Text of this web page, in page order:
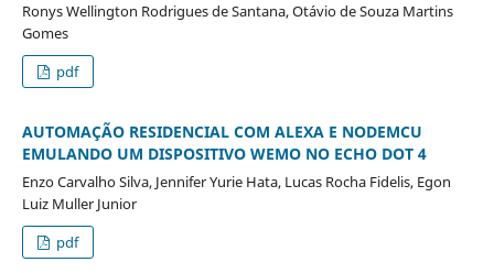
Ronys Wellington Rodrigues de Santana, Otávio de Souza Martins
Gomes
pdf
AUTOMAÇÃO RESIDENCIAL COM ALEXA E NODEMCU
EMULANDO UM DISPOSITIVO WEMO NO ECHO DOT 4
Enzo Carvalho Silva, Jennifer Yurie Hata, Lucas Rocha Fidelis, Egon
Luiz Muller Junior
pdf